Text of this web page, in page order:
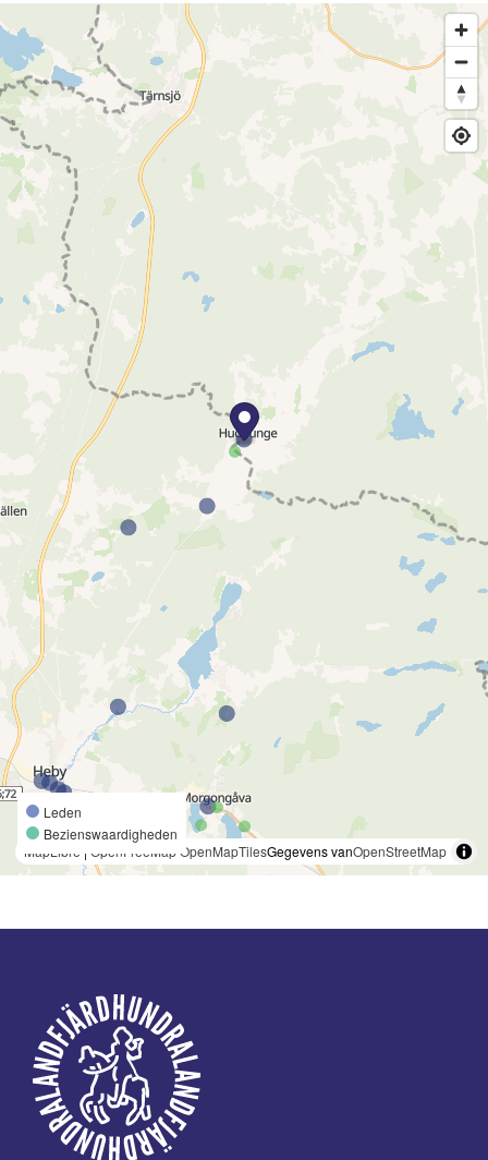
Leden
Bezienswaardigheden
MapLibre | OpenFreeMapOpenMapTilesGegevens vanOpenStreetMap
Voettekst